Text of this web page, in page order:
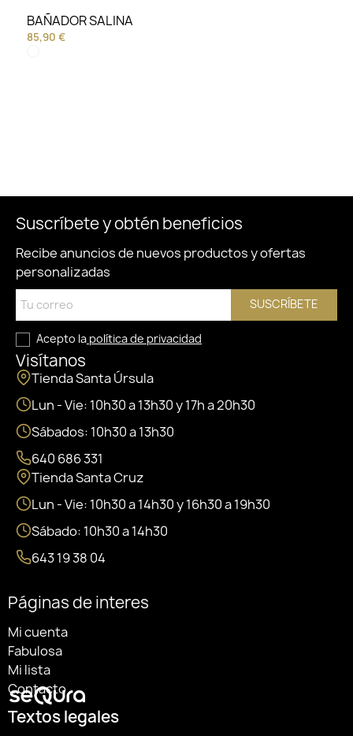
BAÑADOR SALINA
85,90 €
Suscríbete y obtén beneficios
Recibe anuncios de nuevos productos y ofertas
personalizadas
SUSCRÍBETE
Acepto la política de privacidad
Visítanos
Tienda Santa Úrsula
Lun - Vie: 10h30 a 13h30 y 17h a 20h30
Sábados: 10h30 a 13h30
640 686 331
Tienda Santa Cruz
Lun - Vie: 10h30 a 14h30 y 16h30 a 19h30
Sábado: 10h30 a 14h30
643 19 38 04
Páginas de interes
Mi cuenta
Fabulosa
Mi lista
Contacto
Textos legales